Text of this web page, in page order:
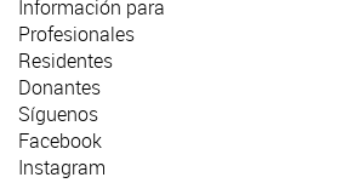
Información para
Profesionales
Residentes
Donantes
Síguenos
Facebook
Instagram